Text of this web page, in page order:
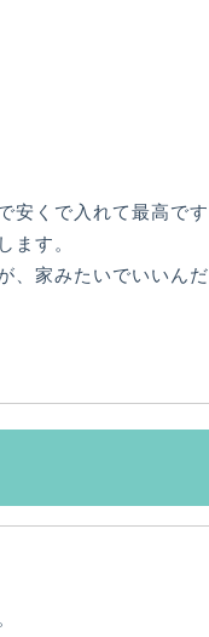
安くで入れて最高です
ます。
家みたいでいいん